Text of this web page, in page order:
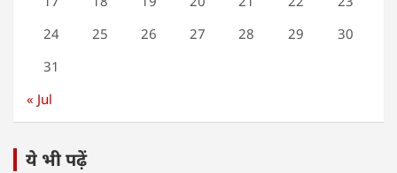
24
25 26 27 28 29
30
31
« Jul
ये भी पढ़ें